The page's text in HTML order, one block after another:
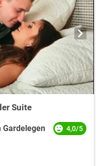
Suite
Gardelegen 4,0/5